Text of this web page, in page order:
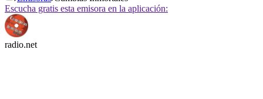
Escucha gratis esta emisora en la aplicación:
radio.net